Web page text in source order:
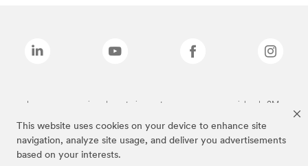
This website uses cookies on your device to enhance site
navigation, analyze site usage, and deliver you advertisements
based on your interests.
Las marcas mencionadas anteriormente son marcas comerciales de 3M.